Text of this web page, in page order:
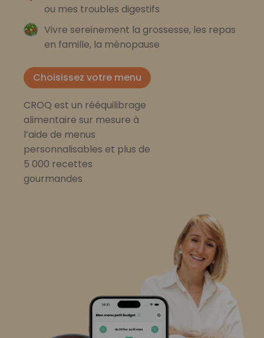
ou mes troubles digestifs
Vivre sereinement la grossesse, les repas
en famille, la ménopause
Choisissez votre menu
CROQ est un rééquilibrage
alimentaire sur mesure à
l’aide de menus
personnalisables et plus de
5 000 recettes
gourmandes